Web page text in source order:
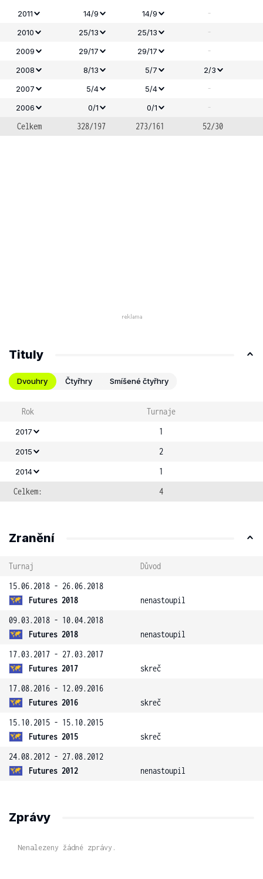
2011 14/9 14/9 -
2010 25/13 25/13 -
2009 29/17 29/17 -
2008 8/13 5/7
2/3
2007
5/4 5/4 -
2006 0/1 0/1
-
Celkem
328/197 273/161 52/30
Tituly
Dvouhry Čtyřhry Smíšené čtyřhry
Rok Turnaje
2017 1
2015 2
2014
1
Celkem:
4
Zranění
Turnaj
Důvod
15.06.2018 - 26.06.2018
Futures 2018
nenastoupil
09.03.2018 - 10.04.2018
Futures 2018
nenastoupil
17.03.2017 - 27.03.2017
Futures 2017
skreč
17.08.2016 - 12.09.2016
Futures 2016
skreč
15.10.2015 - 15.10.2015
Futures 2015
skreč
24.08.2012 - 27.08.2012
Futures 2012
nenastoupil
Zprávy
Nenalezeny žádné zprávy.